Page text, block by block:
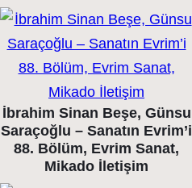
İbrahim Sinan Beşe, Günsu
Saraçoğlu – Sanatın Evrim’i
88. Bölüm, Evrim Sanat,
Mikado İletişim